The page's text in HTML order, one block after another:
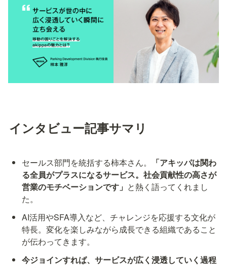
インタビュー記事サマリ
セールス部門を統括する柿本さん。
「アキッパは関わ
る全員がプラスになるサービス。社会貢献性の高さが
営業のモチベーションです」 と熱く語ってくれまし
た。
AI活用やSFA導入など、チャレンジを応援する文化が
特長。変化を楽しみながら成長できる組織であること
が伝わってきます。
今ジョインすれば、サービスが広く浸透していく過程